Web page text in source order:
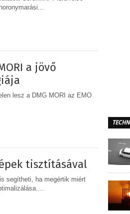
a jövő
lesz a DMG MORI az EMO
tisztításával
segítheti, ha megértik miért